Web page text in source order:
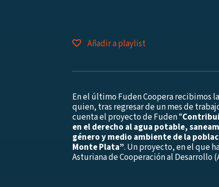
Añadir a playlist
En el último Fuden Coopera recibimos
quien, tras regresar de un mes de
cuenta el proyecto de Fuden “
en el derecho al agua potable,
género y medio ambiente de la
Monte Plata”. Un proyecto, en el que
Asturiana de Cooperación al Desarrollo